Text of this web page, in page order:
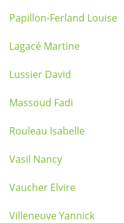
Papillon-Ferland Louise
Lagacé Martine
Lussier David
Massoud Fadi
Rouleau Isabelle
Vasil Nancy
Vaucher Elvire
Villeneuve Yannick